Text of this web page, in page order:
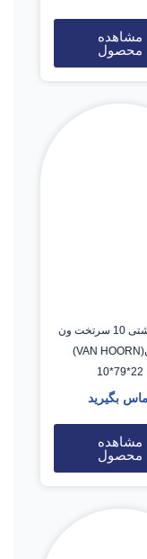
مشاهده
محصول
فرز انگشتی 10 سرتخت ون
هورن(VAN HOORN)
10*79*22
بگیرید
مشاهده
محصول